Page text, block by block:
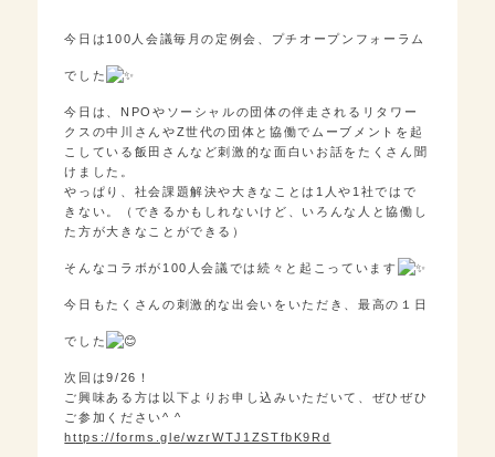
今日は100人会議毎月の定例会、プチオープンフォーラム
でした
今日は、NPOやソーシャルの団体の伴走されるリタワー
クスの中川さんやZ世代の団体と協働でムーブメントを起
こしている飯田さんなど刺激的な面白いお話をたくさん聞
けました。
やっぱり、社会課題解決や大きなことは1人や1社ではで
きない。（できるかもしれないけど、いろんな人と協働し
た方が大きなことができる）
そんなコラボが100人会議では続々と起こっています
今日もたくさんの刺激的な出会いをいただき、最高の１日
でした
次回は9/26！
ご興味ある方は以下よりお申し込みいただいて、ぜひぜひ
ご参加ください^ ^
https://forms.gle/wzrWTJ1ZSTfbK9Rd